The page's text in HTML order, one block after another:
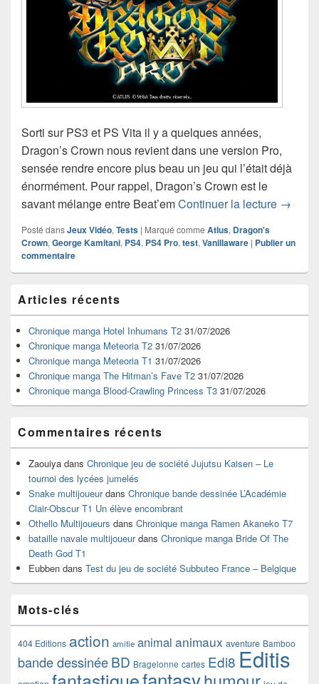
Sorti sur PS3 et PS Vita il y a quelques années,
Dragon’s Crown nous revient dans une version Pro,
sensée rendre encore plus beau un jeu qui l’était déjà
énormément. Pour rappel, Dragon’s Crown est le
savant mélange entre Beat’emContinuer la lecture Test
→
Posté dansJeux Vidéo, Tests | Marqué comme Atlus, Dragon's
Crown, George Kamitani, PS4, PS4 Pro, test, Vanillaware | Publier un
commentaire
principale
de
widget
pour
barre
latérale
Articles récents
Chronique manga Hotel Inhumans T2 31/07/2026
Chronique manga Meteoria T2 31/07/2026
Chronique manga Meteoria T1 31/07/2026
Chronique manga The Hitman’s Fave T2 31/07/2026
Chronique manga Blood-Crawling Princess T3 31/07/2026
Commentaires récents
Zaouiya dans Chronique jeu de société Jujutsu Kaisen – Le
tournoi des lycées jumelés
Snake multijoueurdans Chronique bande dessinée L’Académie
Clair-Obscur T1 Un élève encombrant
Othello Multijoueurs dans Chronique manga Ramen Akaneko T7
bataille navale multijoueurdans Chronique manga Bride Of The
Death God T1
Eubben dans Test du jeu de société Subbuteo France – Belgique
Mots-clés
404 Editions action amitie animal animaux aventure Bamboo
bande dessinéeBD Bragelonne cartes Edi8 Editis